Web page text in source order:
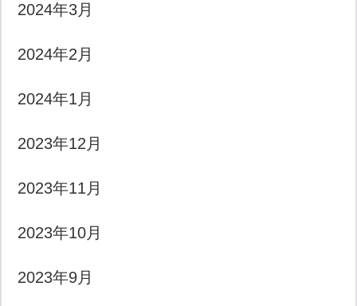
2024年3月
2024年2月
2024年1月
2023年12月
2023年11月
2023年10月
2023年9月